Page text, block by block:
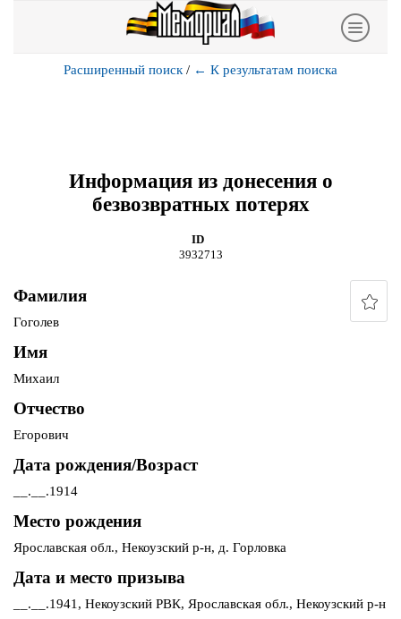
Расширенный поиск / ← К результатам поиска
Информация из донесения о
безвозвратных потерях
ID
3932713
Фамилия
Гоголев
Имя
Михаил
Отчество
Егорович
Дата рождения/Возраст
__.__.1914
Место рождения
Ярославская обл., Некоузский р-н, д. Горловка
Дата и место призыва
__.__.1941, Некоузский РВК, Ярославская обл., Некоузский р-н